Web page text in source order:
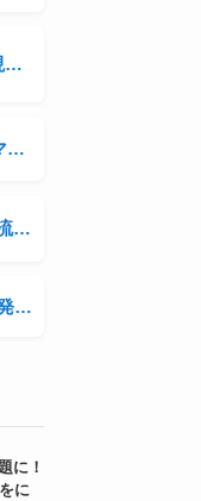
【ペイハラとは？】医療現場の患者ハラスメントが話題に
【小学生】友達の大半がスマホを持っている。自分の子にも持たせるべき？
【文春報道に異変】「LINE流出」報道で炎上 週刊文春は今後どうなる？
嵐、2025年5月で解散を正式発表 最後の全国ツアー開催へ「感謝を直接伝えたい」
に！
に